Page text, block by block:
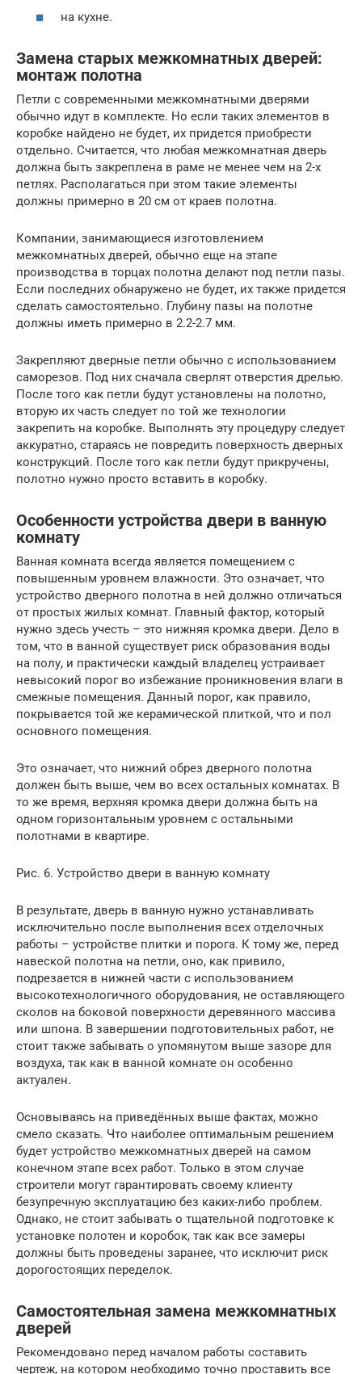
на кухне.
Замена старых межкомнатных дверей:
монтаж полотна
Петли с современными межкомнатными дверями
обычно идут в комплекте. Но если таких элементов в
коробке найдено не будет, их придется приобрести
отдельно. Считается, что любая межкомнатная дверь
должна быть закреплена в раме не менее чем на 2-х
петлях. Располагаться при этом такие элементы
должны примерно в 20 см от краев полотна.
Компании, занимающиеся изготовлением
межкомнатных дверей, обычно еще на этапе
производства в торцах полотна делают под петли пазы.
Если последних обнаружено не будет, их также придется
сделать самостоятельно. Глубину пазы на полотне
должны иметь примерно в 2.2-2.7 мм.
Закрепляют дверные петли обычно с использованием
саморезов. Под них сначала сверлят отверстия дрелью.
После того как петли будут установлены на полотно,
вторую их часть следует по той же технологии
закрепить на коробке. Выполнять эту процедуру следует
аккуратно, стараясь не повредить поверхность дверных
конструкций. После того как петли будут прикручены,
полотно нужно просто вставить в коробку.
Особенности устройства двери в ванную
комнату
Ванная комната всегда является помещением с
повышенным уровнем влажности. Это означает, что
устройство дверного полотна в ней должно отличаться
от простых жилых комнат. Главный фактор, который
нужно здесь учесть – это нижняя кромка двери. Дело в
том, что в ванной существует риск образования воды
на полу, и практически каждый владелец устраивает
невысокий порог во избежание проникновения влаги в
смежные помещения. Данный порог, как правило,
покрывается той же керамической плиткой, что и пол
основного помещения.
Это означает, что нижний обрез дверного полотна
должен быть выше, чем во всех остальных комнатах. В
то же время, верхняя кромка двери должна быть на
одном горизонтальным уровнем с остальными
полотнами в квартире.
Рис. 6. Устройство двери в ванную комнату
В результате, дверь в ванную нужно устанавливать
исключительно после выполнения всех отделочных
работы – устройстве плитки и порога. К тому же, перед
навеской полотна на петли, оно, как привило,
подрезается в нижней части с использованием
высокотехнологичного оборудования, не оставляющего
сколов на боковой поверхности деревянного массива
или шпона. В завершении подготовительных работ, не
стоит также забывать о упомянутом выше зазоре для
воздуха, так как в ванной комнате он особенно
актуален.
Основываясь на приведённых выше фактах, можно
смело сказать. Что наиболее оптимальным решением
будет устройство межкомнатных дверей на самом
конечном этапе всех работ. Только в этом случае
строители могут гарантировать своему клиенту
безупречную эксплуатацию без каких-либо проблем.
Однако, не стоит забывать о тщательной подготовке к
установке полотен и коробок, так как все замеры
должны быть проведены заранее, что исключит риск
дорогостоящих переделок.
Самостоятельная замена межкомнатных
дверей
Рекомендовано перед началом работы составить
чертеж, на котором необходимо точно проставить все